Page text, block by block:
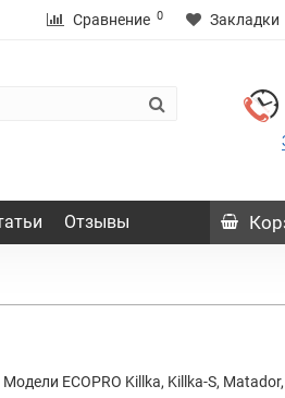
Сравнение 0 Закладки
Отзывы
ECOPRO Killka, Killka-S,